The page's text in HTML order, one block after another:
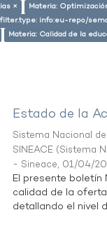
×
Materia:
info:eu-repo/
Materia: Calidad de la
Estado de la
Sistema Nacional
SINEACE (Sistema
- Sineace, 01/04/
El presente
calidad de la
detallando el nivel